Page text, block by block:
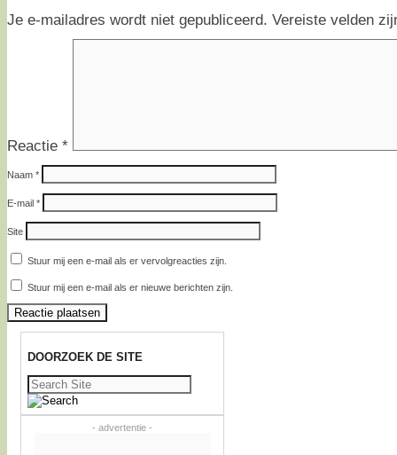
Je e-mailadres wordt niet gepubliceerd. Vereiste velden
Reactie *
Naam *
E-mail *
Site
Stuur mij een e-mail als er vervolgreacties zijn.
Stuur mij een e-mail als er nieuwe berichten zijn.
DOORZOEK DE SITE
Zoeken
naar:
- advertentie -